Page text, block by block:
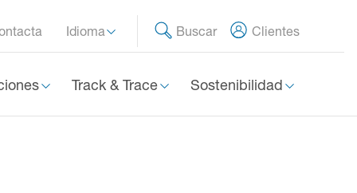
Idioma Buscar Clientes
Track & Trace Sostenibilidad